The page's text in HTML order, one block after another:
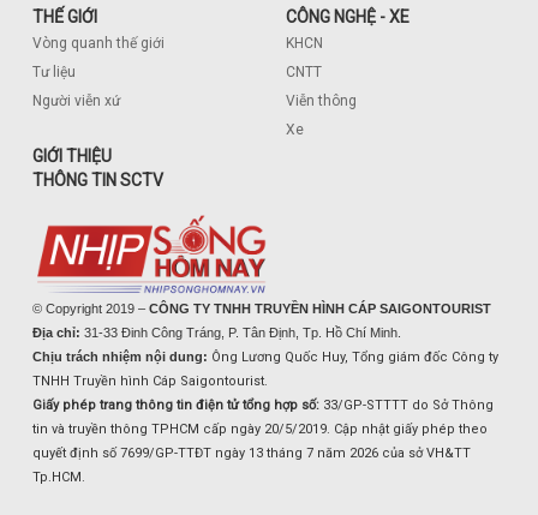
THẾ GIỚI
Vòng quanh thế giới
Tư liệu
Người viễn xứ
CÔNG NGHỆ - XE
KHCN
CNTT
Viễn thông
Xe
GIỚI THIỆU
THÔNG TIN SCTV
© Copyright 2019 – CÔNG TY TNHH TRUYỀN HÌNH CÁP SAIGONTOURIST
Địa chỉ: 31-33 Đinh Công Tráng, P. Tân Định, Tp. Hồ Chí Minh.
Chịu trách nhiệm nội dung: Ông Lương Quốc Huy, Tổng giám đốc Công ty
TNHH Truyền hình Cáp Saigontourist.
Giấy phép trang thông tin điện tử tổng hợp số: 33/GP-STTTT do Sở Thông
tin và truyền thông TPHCM cấp ngày 20/5/2019. Cập nhật giấy phép theo
quyết định số 7699/GP-TTĐT ngày 13 tháng 7 năm 2026 của sở VH&TT
Tp.HCM.